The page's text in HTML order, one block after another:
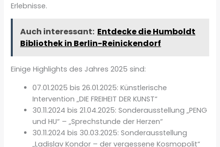
Erlebnisse.
Auch interessant: Entdecke die Humboldt
Bibliothek in Berlin-Reinickendorf
Einige Highlights des Jahres 2025 sind:
07.01.2025 bis 26.01.2025: Künstlerische
Intervention „DIE FREIHEIT DER KUNST“
30.11.2024 bis 21.04.2025: Sonderausstellung „PENG
und HU“ – „Sprechstunde der Herzen“
30.11.2024 bis 30.03.2025: Sonderausstellung
„Ladislav Kondor – der vergessene Kosmopolit“